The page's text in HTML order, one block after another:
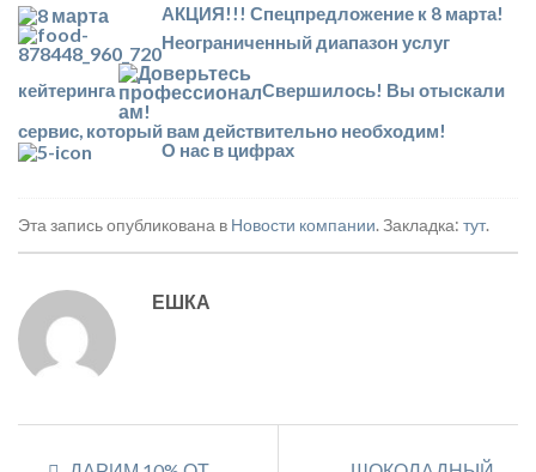
АКЦИЯ!!! Спецпредложение к 8 марта!
Неограниченный диапазон услуг
кейтеринга
Свершилось! Вы отыскали
сервис, который вам действительно необходим!
О нас в цифрах
Эта запись опубликована в Новости компании. Закладка: тут.
ЕШКА